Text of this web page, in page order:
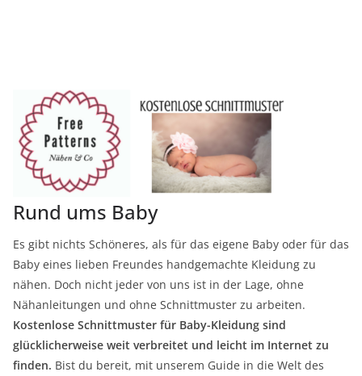
Rund ums Baby
Es gibt nichts Schöneres, als für das eigene Baby oder für das
Baby eines lieben Freundes handgemachte Kleidung zu
nähen. Doch nicht jeder von uns ist in der Lage, ohne
Nähanleitungen und ohne Schnittmuster zu arbeiten.
Kostenlose Schnittmuster für Baby-Kleidung sind
glücklicherweise weit verbreitet und leicht im Internet zu
finden. Bist du bereit, mit unserem Guide in die Welt des